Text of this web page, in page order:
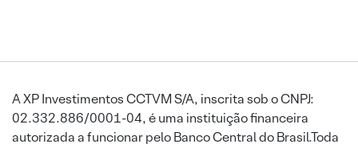
A XP Investimentos CCTVM S/A, inscrita sob o CNPJ:
02.332.886/0001-04, é uma instituição financeira
autorizada a funcionar pelo Banco Central do Brasil.Toda